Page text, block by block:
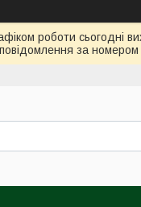
роботи
за